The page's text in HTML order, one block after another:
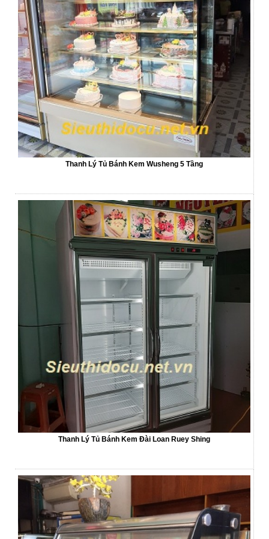
Thanh Lý Tủ Bánh Kem Wusheng 5 Tầng
Thanh Lý Tủ Bánh Kem Đài Loan Ruey Shing